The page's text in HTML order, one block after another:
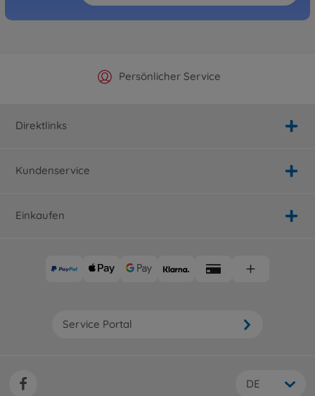
Offizieller Hersteller Shop
Persönlicher Service
Versandkostenfrei ab 25€
Schnelle Lieferung
Direktlinks
Kundenservice
Einkaufen
Service Portal
DE